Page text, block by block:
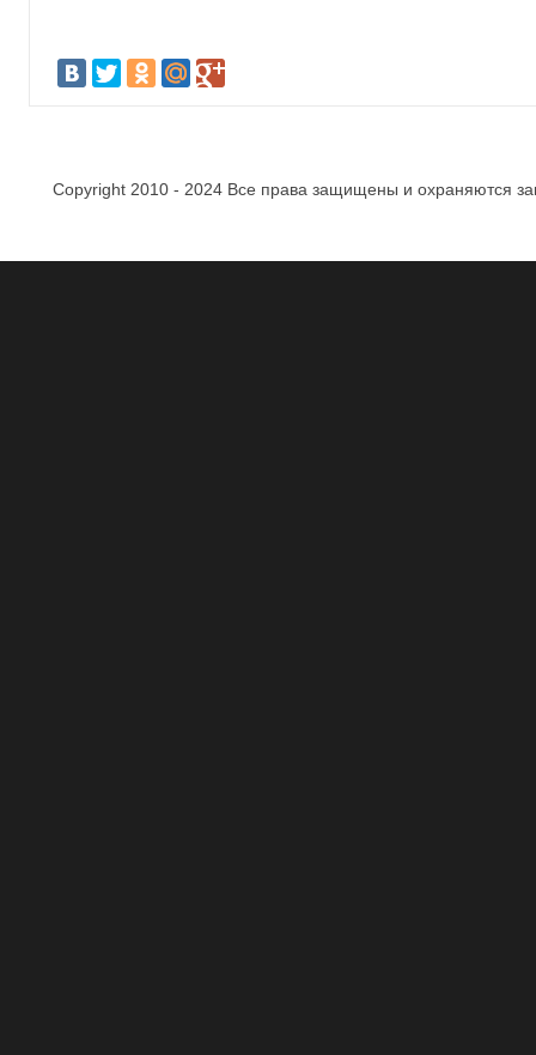
Copyright 2010 - 2024 Все права защищены и охраняются